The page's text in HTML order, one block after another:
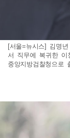
[서울=뉴시스] 김명
서 직무에 복귀한 이
중앙지방검찰청으로